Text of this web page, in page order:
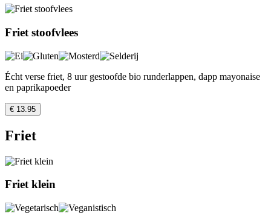
Friet stoofvlees
Écht verse friet, 8 uur gestoofde bio runderlappen, dapp mayonaise
en paprikapoeder
€ 13.95
Friet
Friet klein